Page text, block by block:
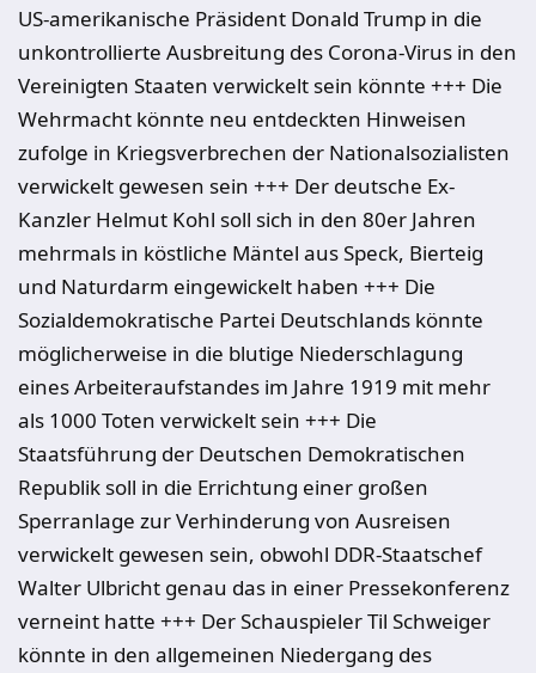
US-amerikanische Präsident Donald Trump in die
unkontrollierte Ausbreitung des Corona-Virus in den
Vereinigten Staaten verwickelt sein könnte +++ Die
Wehrmacht könnte neu entdeckten Hinweisen
zufolge in Kriegsverbrechen der Nationalsozialisten
verwickelt gewesen sein +++ Der deutsche Ex-
Kanzler Helmut Kohl soll sich in den 80er Jahren
mehrmals in köstliche Mäntel aus Speck, Bierteig
und Naturdarm eingewickelt haben +++ Die
Sozialdemokratische Partei Deutschlands könnte
möglicherweise in die blutige Niederschlagung
eines Arbeiteraufstandes im Jahre 1919 mit mehr
als 1000 Toten verwickelt sein +++ Die
Staatsführung der Deutschen Demokratischen
Republik soll in die Errichtung einer großen
Sperranlage zur Verhinderung von Ausreisen
verwickelt gewesen sein, obwohl DDR-Staatschef
Walter Ulbricht genau das in einer Pressekonferenz
verneint hatte +++ Der Schauspieler Til Schweiger
könnte in den allgemeinen Niedergang des